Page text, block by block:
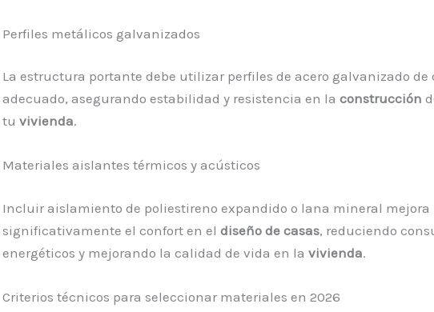
Perfiles metálicos galvanizados
La estructura portante debe utilizar perfiles de acero galvanizado de
adecuado, asegurando estabilidad y resistencia en la construcción
tu vivienda.
Materiales aislantes térmicos y acústicos
Incluir aislamiento de poliestireno expandido o lana mineral mejora
significativamente el confort en el diseño de casas, reduciendo
energéticos y mejorando la calidad de vida en la vivienda.
Criterios técnicos para seleccionar materiales en 2026